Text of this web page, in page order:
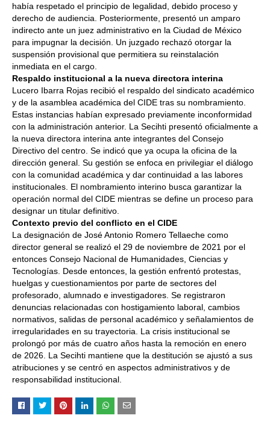
había respetado el principio de legalidad, debido proceso y
derecho de audiencia. Posteriormente, presentó un amparo
indirecto ante un juez administrativo en la Ciudad de México
para impugnar la decisión. Un juzgado rechazó otorgar la
suspensión provisional que permitiera su reinstalación
inmediata en el cargo.
Respaldo institucional a la nueva directora interina
Lucero Ibarra Rojas recibió el respaldo del sindicato académico
y de la asamblea académica del CIDE tras su nombramiento.
Estas instancias habían expresado previamente inconformidad
con la administración anterior. La Secihti presentó oficialmente a
la nueva directora interina ante integrantes del Consejo
Directivo del centro. Se indicó que ya ocupa la oficina de la
dirección general. Su gestión se enfoca en privilegiar el diálogo
con la comunidad académica y dar continuidad a las labores
institucionales. El nombramiento interino busca garantizar la
operación normal del CIDE mientras se define un proceso para
designar un titular definitivo.
Contexto previo del conflicto en el CIDE
La designación de José Antonio Romero Tellaeche como
director general se realizó el 29 de noviembre de 2021 por el
entonces Consejo Nacional de Humanidades, Ciencias y
Tecnologías. Desde entonces, la gestión enfrentó protestas,
huelgas y cuestionamientos por parte de sectores del
profesorado, alumnado e investigadores. Se registraron
denuncias relacionadas con hostigamiento laboral, cambios
normativos, salidas de personal académico y señalamientos de
irregularidades en su trayectoria. La crisis institucional se
prolongó por más de cuatro años hasta la remoción en enero
de 2026. La Secihti mantiene que la destitución se ajustó a sus
atribuciones y se centró en aspectos administrativos y de
responsabilidad institucional.